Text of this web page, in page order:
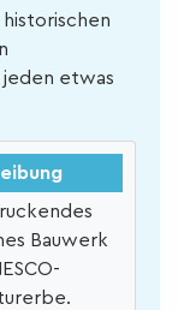
jeden etwas
Bauwerk